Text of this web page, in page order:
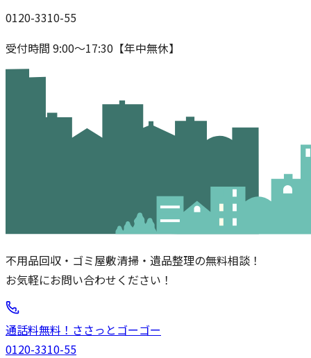
0120-3310-55
受付時間 9:00〜17:30【年中無休】
不用品回収・ゴミ屋敷清掃・遺品整理の無料相談！
お気軽にお問い合わせください！
通話料無料！ ささっと ゴーゴー
0120-3310-55